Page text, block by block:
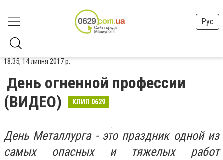
Рус
18:35, 14 липня 2017 р.
День огненной профессии
(ВИДЕО)
КЛИП 0629
День Металлурга - это праздник одной из
самых опасных и тяжелых работ